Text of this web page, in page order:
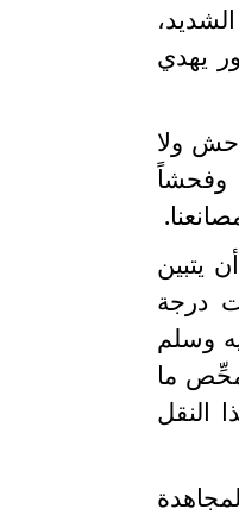
يهدي
ولا
وفحشاً
يتبين
درجة
وسلم
محِّص ما
النقل